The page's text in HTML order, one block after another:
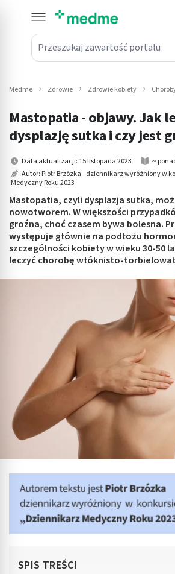
Przeszukaj zawartość portalu
submenu: Leki na receptę
submenu: Mama i dziecko
submenu: Kosmetyki
submenu: Higiena
submenu: Sprzęt medyczny
submenu: Intymne
submenu: Wellness
Medme Zdrowie Zdrowie kobiety
Mastopatia - objawy. Jak
dysplazję sutka i czy jest
Data aktualizacji: 15 listopada 2023
~
Autor: Piotr Brzózka - dziennikarz wyróżniony w
Medyczny Roku 2023
Mastopatia, czyli dysplazja sutka,
nowotworem. W większości
groźna, choć czasem bywa bolesna.
występuje głównie na podłożu
szczególności kobiety w wieku 30-50
leczyć chorobę włóknisto-
SPIS TREŚCI